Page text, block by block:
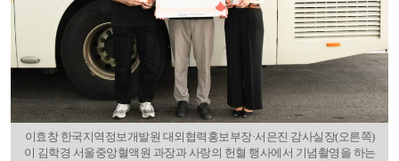
이효창 한국지역정보개발원 대외협력홍보부장·서은진 감사실장(오른쪽)
이 김학경 서울중앙혈액원 과장과 사랑의 헌혈 행사에서 기념촬영을 하는